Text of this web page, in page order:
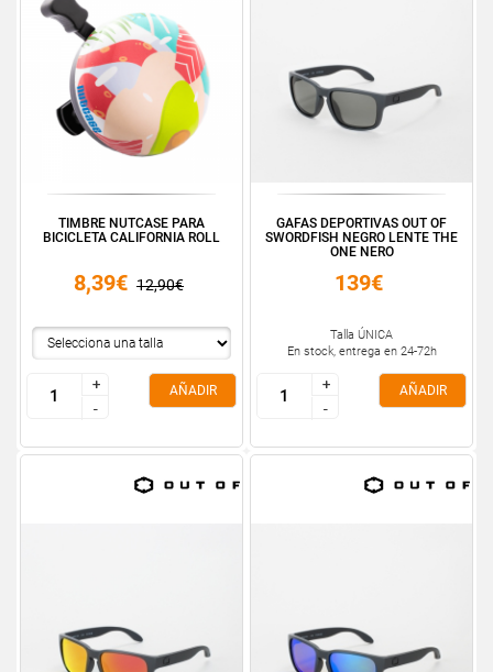
TIMBRE NUTCASE PARA
BICICLETA CALIFORNIA ROLL
8,39€ 12,90€
+
-
+
-
AÑADIR
GAFAS DEPORTIVAS OUT OF
SWORDFISH NEGRO LENTE THE
ONE NERO
139€
Talla ÚNICA
En stock, entrega en 24-72h
+
-
+
-
AÑADIR